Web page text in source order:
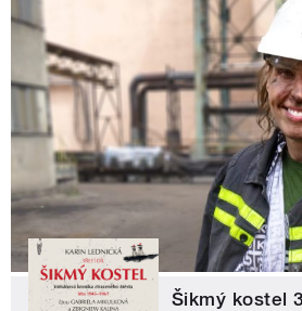
Šikmý kostel 3